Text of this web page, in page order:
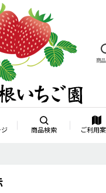
商
ジ 商品検索 ご利用